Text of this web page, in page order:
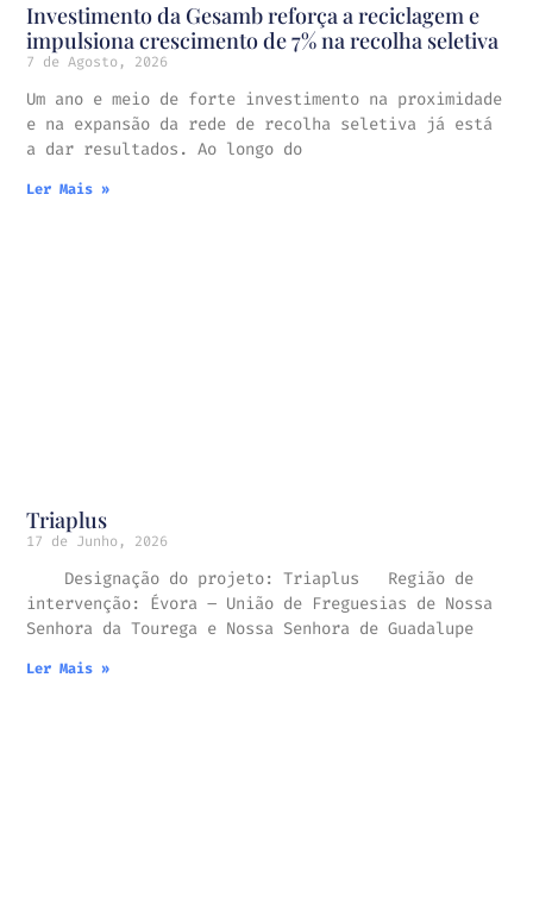
Investimento da Gesamb reforça a reciclagem e
impulsiona crescimento de 7% na recolha seletiva
7 de Agosto, 2026
Um ano e meio de forte investimento na proximidade
e na expansão da rede de recolha seletiva já está
a dar resultados. Ao longo do
Ler Mais »
Triaplus
17 de Junho, 2026
Designação do projeto: Triaplus Região de
intervenção: Évora – União de Freguesias de Nossa
Senhora da Tourega e Nossa Senhora de Guadalupe
Ler Mais »